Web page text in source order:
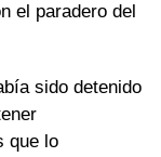
el paradero del
sido detenido
que lo